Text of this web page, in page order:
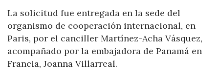
La solicitud fue entregada en la sede del
organismo de cooperación internacional, en
Paris, por el canciller Martínez-Acha Vásquez,
acompañado por la embajadora de Panamá en
Francia, Joanna Villarreal.